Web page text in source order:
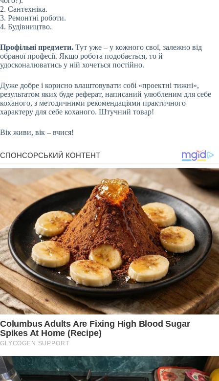
2. Сантехніка.
3. Ремонтні роботи.
4. Будівництво.
Профільні предмети. Тут уже – у кожного свої, залежно від
обраної професії. Якщо робота подобається, то й
удосконалюватись у ній хочеться постійно.
Дуже добре і корисно влаштовувати собі «проектні тижні»,
результатом яких буде реферат, написаний улюбленим для себе
коханого, з методичними рекомендаціями практичного
характеру для себе коханого. Штучний товар!
Вік живи, вік – вчися!